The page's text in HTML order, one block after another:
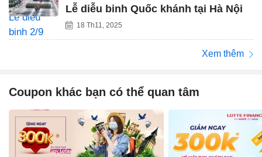
Lễ diễu binh Quốc khánh tại Hà Nội
18 Th11, 2025
Xem thêm
Coupon khác bạn có thể quan tâm